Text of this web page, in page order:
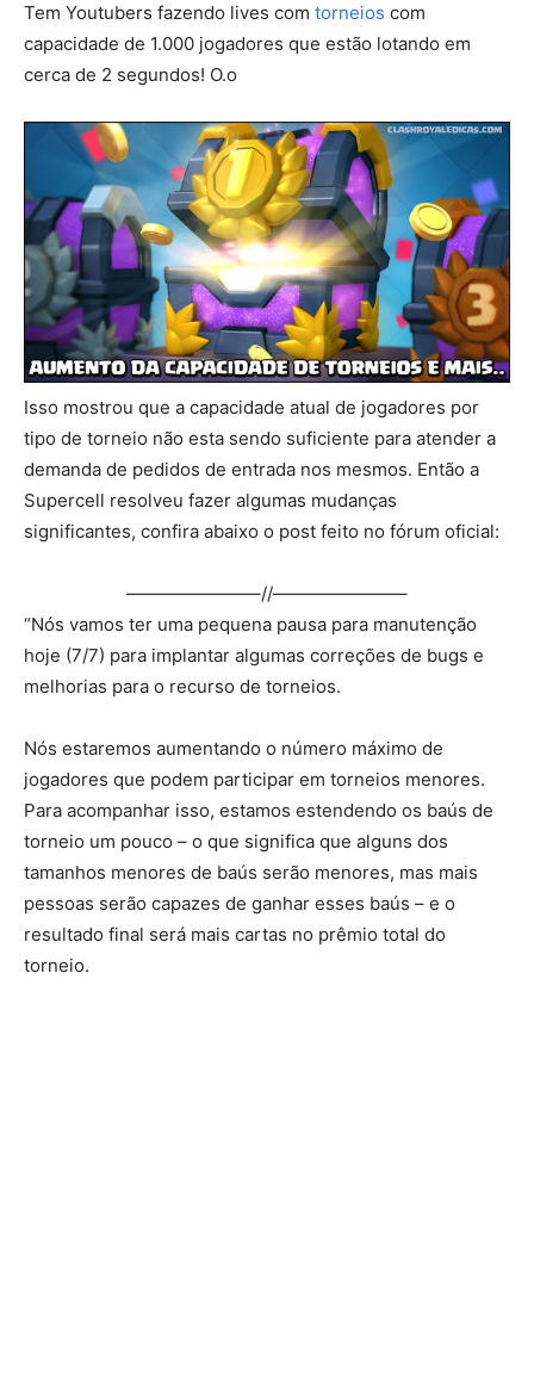
Tem Youtubers fazendo lives com torneios com
capacidade de 1.000 jogadores que estão lotando em
cerca de 2 segundos! O.o
Isso mostrou que a capacidade atual de jogadores por
tipo de torneio não esta sendo suficiente para atender a
demanda de pedidos de entrada nos mesmos. Então a
Supercell resolveu fazer algumas mudanças
significantes, confira abaixo o post feito no fórum oficial:
———————–//———————–
“Nós vamos ter uma pequena pausa para manutenção
hoje (7/7) para implantar algumas correções de bugs e
melhorias para o recurso de torneios.
Nós estaremos aumentando o número máximo de
jogadores que podem participar em torneios menores.
Para acompanhar isso, estamos estendendo os baús de
torneio um pouco – o que significa que alguns dos
tamanhos menores de baús serão menores, mas mais
pessoas serão capazes de ganhar esses baús – e o
resultado final será mais cartas no prêmio total do
torneio.